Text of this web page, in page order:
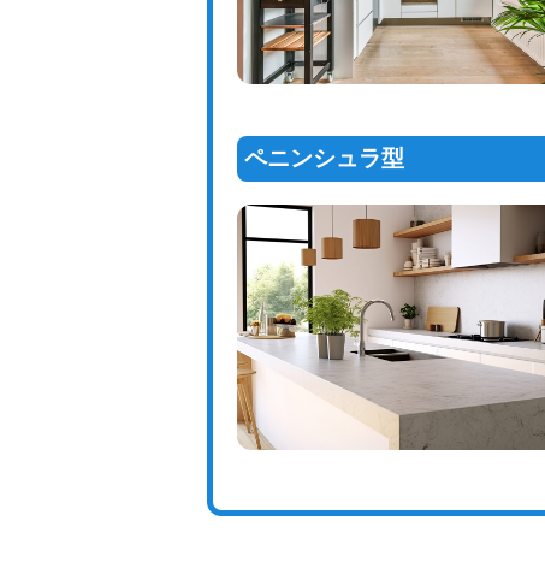
ペニンシュラ型